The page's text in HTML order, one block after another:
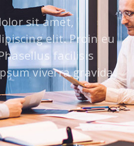
sit amet,
elit. Proin eu
facilisis
viverra gravida.